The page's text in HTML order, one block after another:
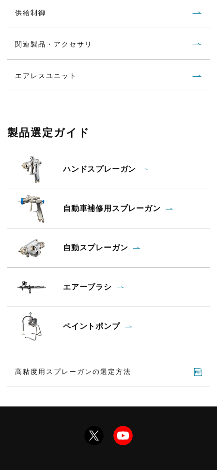
供給制御
関連製品・アクセサリ
エアレスユニット
製品選定ガイド
ハンドスプレーガン
自動車補修用スプレーガン
自動スプレーガン
エアーブラシ
ペイントポンプ
高粘度用スプレーガンの選定方法